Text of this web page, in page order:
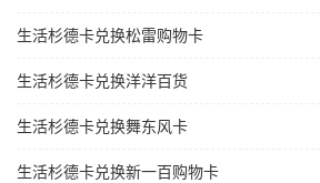
生活杉德卡兑换松雷购物卡
生活杉德卡兑换洋洋百货
生活杉德卡兑换舞东风卡
生活杉德卡兑换新一百购物卡